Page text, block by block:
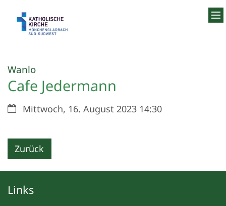
Wanlo:
Cafe Jedermann
Datum:Mittwoch, 16. August 2023 14:30
Zurück
Links